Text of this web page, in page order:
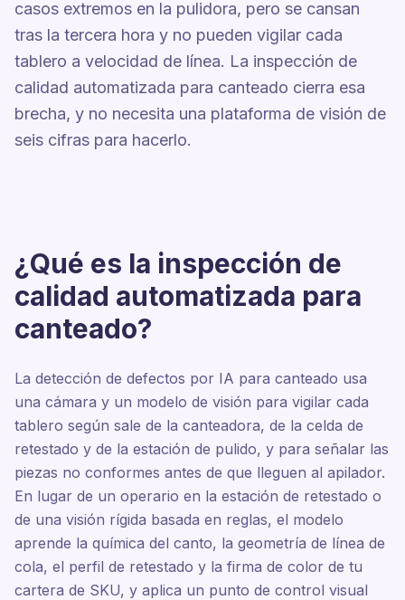
casos extremos en la pulidora, pero se cansan
tras la tercera hora y no pueden vigilar cada
tablero a velocidad de línea. La inspección de
calidad automatizada para canteado cierra esa
brecha, y no necesita una plataforma de visión de
seis cifras para hacerlo.
¿Qué es la inspección de
calidad automatizada para
canteado?
La detección de defectos por IA para canteado usa
una cámara y un modelo de visión para vigilar cada
tablero según sale de la canteadora, de la celda de
retestado y de la estación de pulido, y para señalar las
piezas no conformes antes de que lleguen al apilador.
En lugar de un operario en la estación de retestado o
de una visión rígida basada en reglas, el modelo
aprende la química del canto, la geometría de línea de
cola, el perfil de retestado y la firma de color de tu
cartera de SKU, y aplica un punto de control visual